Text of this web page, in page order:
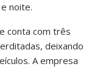
noite.
conta com três
deixando
A empresa